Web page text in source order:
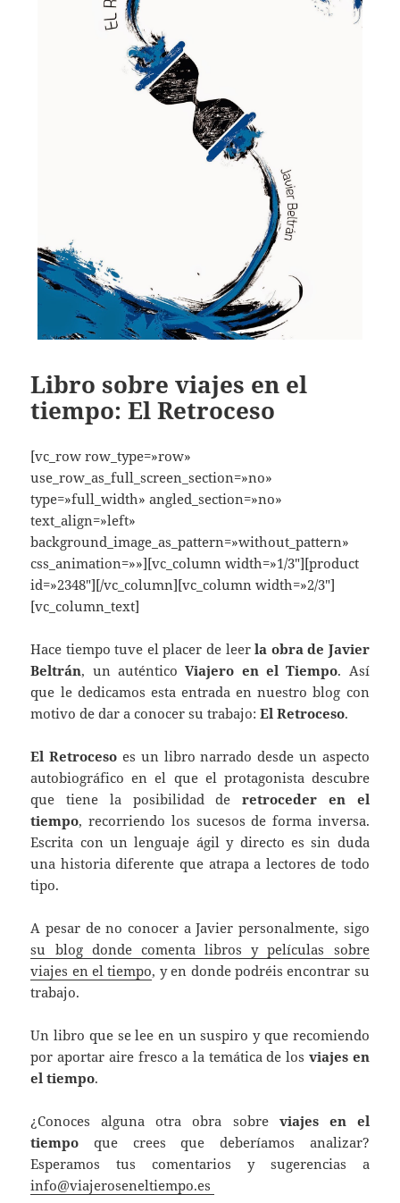
Libro sobre viajes en el
tiempo: El Retroceso
[vc_row row_type=»row»
use_row_as_full_screen_section=»no»
type=»full_width» angled_section=»no»
text_align=»left»
background_image_as_pattern=»without_pattern»
css_animation=»»][vc_column width=»1/3″][product
id=»2348″][/vc_column][vc_column width=»2/3″]
[vc_column_text]
Hace tiempo tuve el placer de leerla obra de Javier
Beltrán, un auténticoViajero en el Tiempo. Así
que le dedicamos esta entrada en nuestro blog con
motivo de dar a conocer su trabajo:El Retroceso.
El Retroceso es un libro narrado desde un aspecto
autobiográfico en el que el protagonista descubre
que tiene la posibilidad deretroceder en el
tiempo, recorriendo los sucesos de forma inversa.
Escrita con un lenguaje ágil y directo es sin duda
una historia diferente que atrapa a lectores de todo
tipo.
A pesar de no conocer a Javier personalmente, sigo
su blog donde comenta libros y películas sobre
viajes en el tiempo, y en donde podréis encontrar su
trabajo.
Un libro que se lee en un suspiro y que recomiendo
por aportar aire fresco a la temática de los viajes en
el tiempo.
¿Conoces alguna otra obra sobre viajes en el
tiempo que crees que deberíamos analizar?
Esperamos tus comentarios y sugerencias a
info@viajeroseneltiempo.es